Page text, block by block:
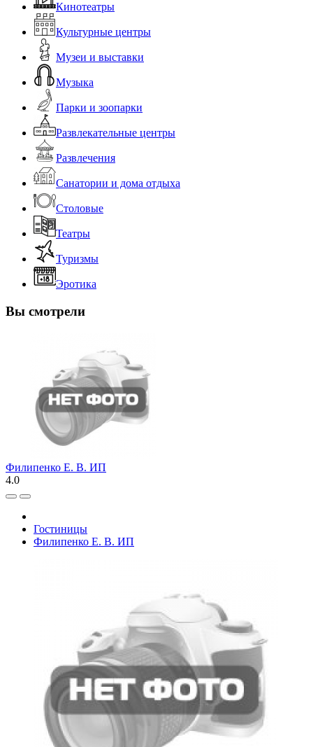
Кинотеатры
Культурные центры
Музеи и выставки
Музыка
Парки и зоопарки
Развлекательные центры
Развлечения
Санатории и дома отдыха
Столовые
Театры
Туризмы
Эротика
Вы смотрели
Филипенко Е. В. ИП
4.0
Гостиницы
Филипенко Е. В. ИП